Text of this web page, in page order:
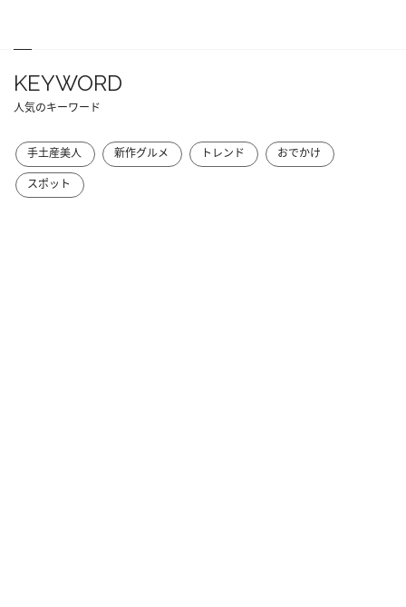
KEYWORD
人気のキーワード
手土産美人 新作グルメ トレンド
おでかけ
スポット